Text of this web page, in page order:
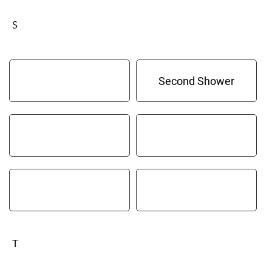
S
Second Shower
T